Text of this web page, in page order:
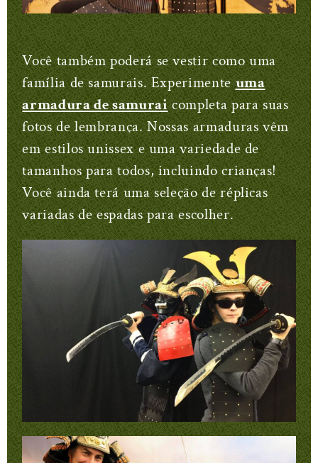
Você também poderá se vestir como uma
família de samurais. Experimente uma
armadura de samurai completa para suas
fotos de lembrança. Nossas armaduras vêm
em estilos unissex e uma variedade de
tamanhos para todos, incluindo crianças!
Você ainda terá uma seleção de réplicas
variadas de espadas para escolher.